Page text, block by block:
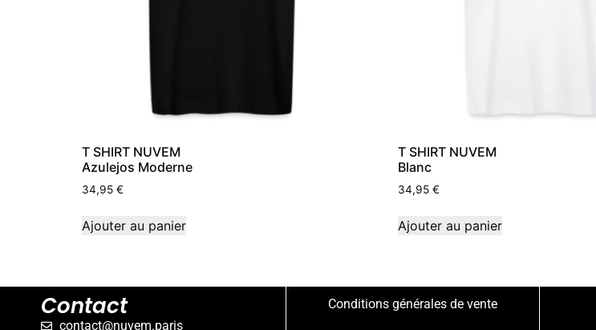
T SHIRT NUVEM
Azulejos Moderne
34,95 €
Ajouter au panier
T SHIRT NUVEM
Blanc
34,95 €
Ajouter au panier
Contact
contact@nuvem.paris
Conditions générales de vente